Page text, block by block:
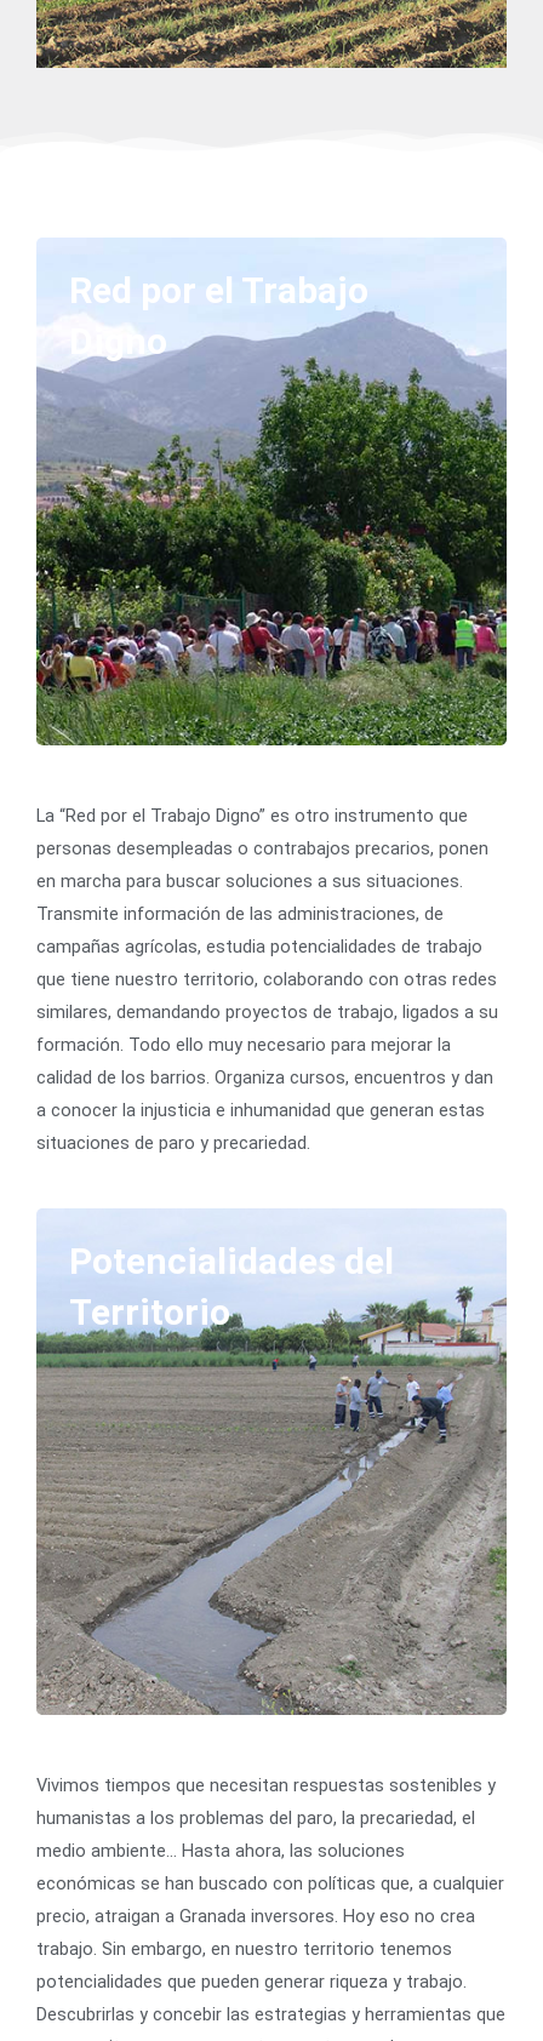
Red por el Trabajo
Digno
La “Red por el Trabajo Digno” es otro instrumento que
personas desempleadas o contrabajos precarios, ponen
en marcha para buscar soluciones a sus situaciones.
Transmite información de las administraciones, de
campañas agrícolas, estudia potencialidades de trabajo
que tiene nuestro territorio, colaborando con otras redes
similares, demandando proyectos de trabajo, ligados a su
formación. Todo ello muy necesario para mejorar la
calidad de los barrios. Organiza cursos, encuentros y dan
a conocer la injusticia e inhumanidad que generan estas
situaciones de paro y precariedad.
Potencialidades del
Territorio
Vivimos tiempos que necesitan respuestas sostenibles y
humanistas a los problemas del paro, la precariedad, el
medio ambiente… Hasta ahora, las soluciones
económicas se han buscado con políticas que, a cualquier
precio, atraigan a Granada inversores. Hoy eso no crea
trabajo. Sin embargo, en nuestro territorio tenemos
potencialidades que pueden generar riqueza y trabajo.
Descubrirlas y concebir las estrategias y herramientas que